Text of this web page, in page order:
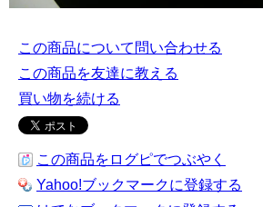
この商品について問い合わせる
この商品を友達に教える
買い物を続ける
この商品をログピでつぶやく
Yahoo!ブックマークに登録する